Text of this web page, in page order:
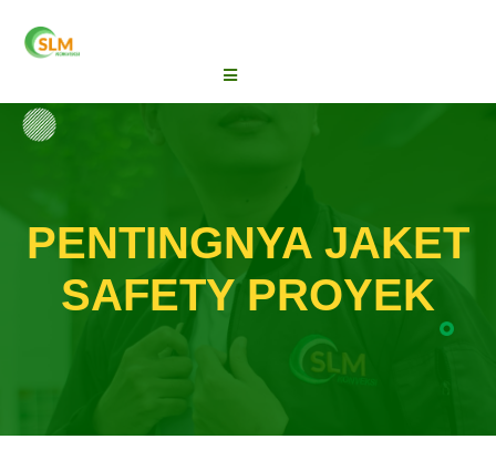
PENTINGNYA JAKET
SAFETY PROYEK